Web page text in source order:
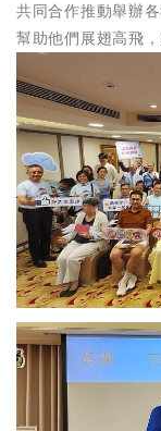
共同合作推動舉辦
幫助他們展翅高飛，